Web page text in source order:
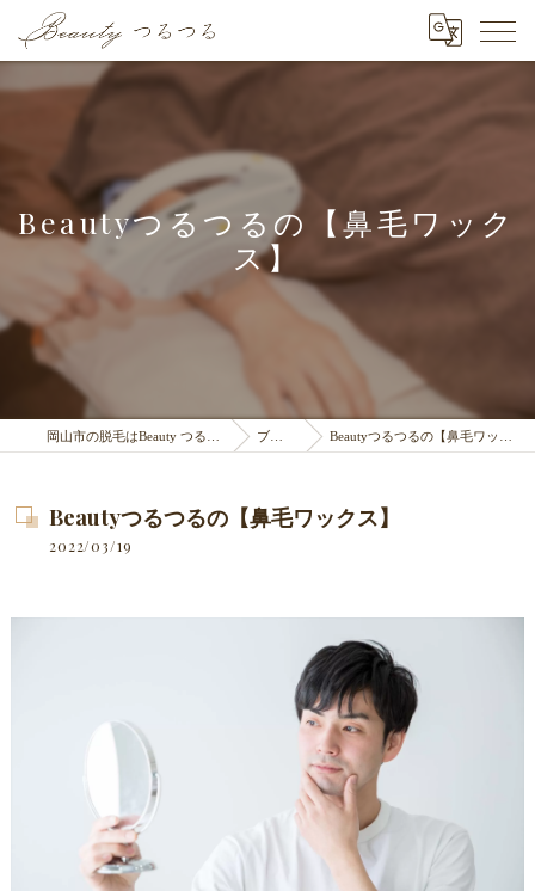
Beautyつるつるの【鼻毛ワック
ス】
ブログ Beautyつるつるの【鼻毛ワックス】
Beautyつるつるの【鼻毛ワックス】
2022/03/19